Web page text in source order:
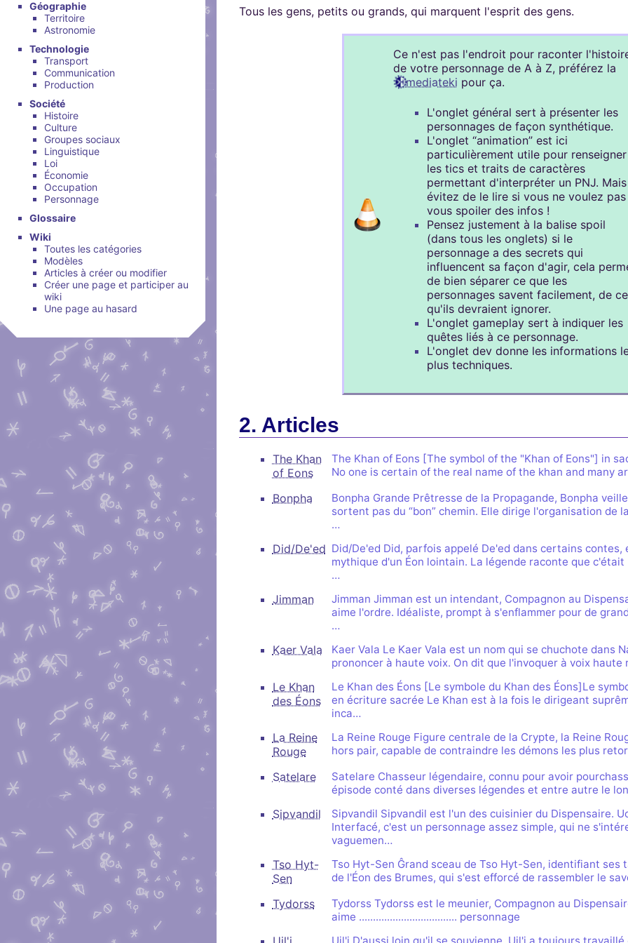
peut s'inscrire, mais limité à 100Mo par
Salon audio et vidéo, accessible sans
Vous cherchez des goodies avec nos
visuels ? Vous pouvez les retrouver sur
quelques boutiques en ligne, et sur nos
Nous soutenir
Aider Khaganat
nature, en temps ou en argent. Découvrez
comment nous aider, afin que nous
Géographie
Territoire
Astronomie
Technologie
Transport
Communication
Production
Société
Histoire
Culture
Groupes sociaux
Linguistique
Loi
Économie
Occupation
Personnage
Glossaire
Wiki
Toutes les catégories
Modèles
Articles à créer ou modifier
Créer une page et participer au
wiki
Une page au hasard
Tous les gens, petits ou grands, qui marquent l'esprit des gens.
Ce n'est pas l'endroit pour raconter
de votre personnage de A à Z, préférez la
mediateki pour ça.
L'onglet général sert à présenter les
personnages de façon synthétique.
L'onglet “animation” est ici
particulièrement utile pour renseigner
les tics et traits de caractères
permettant d'interpréter un PNJ. Mais
évitez de le lire si vous ne voulez pas
vous spoiler des infos !
Pensez justement à la balise spoil
(dans tous les onglets) si le
personnage a des secrets qui
influencent sa façon d'agir, cela
de bien séparer ce que les
personnages savent facilement, de ce
qu'ils devraient ignorer.
L'onglet gameplay sert à indiquer les
quêtes liés à ce personnage.
L'onglet dev donne les informations
plus techniques.
Articles
The Khan
of Eons
The Khan of Eons [The symbol of the "Khan of Eons"] in
No one is certain of the real name of the khan and many
Bonpha
Bonpha Grande Prêtresse de la Propagande, Bonpha
sortent pas du “bon” chemin. Elle dirige l'organisation de
…
Did/De'ed Did/De'ed Did, parfois appelé De'ed dans certains contes,
mythique d'un Éon lointain. La légende raconte que
…
Jimman
Jimman Jimman est un intendant, Compagnon au
aime l'ordre. Idéaliste, prompt à s'enflammer pour de
…
Kaer Vala
Kaer Vala Le Kaer Vala est un nom qui se chuchote dans
prononcer à haute voix. On dit que l'invoquer à voix
Le Khan
des Éons
Le Khan des Éons [Le symbole du Khan des Éons]Le
en écriture sacrée Le Khan est à la fois le dirigeant
inca…
La Reine
Rouge
La Reine Rouge Figure centrale de la Crypte, la Reine
hors pair, capable de contraindre les démons les plus
Satelare
Satelare Chasseur légendaire, connu pour avoir
épisode conté dans diverses légendes et entre autre le
Sipvandil
Sipvandil Sipvandil est l'un des cuisinier du Dispensaire.
Interfacé, c'est un personnage assez simple, qui ne
vaguemen…
Tso Hyt-
Sen
Tso Hyt-Sen Ĝrand sceau de Tso Hyt-Sen, identifiant ses
de l'Éon des Brumes, qui s'est efforcé de rassembler le
Tydorss
Tydorss Tydorss est le meunier, Compagnon au
aime ................................... personnage